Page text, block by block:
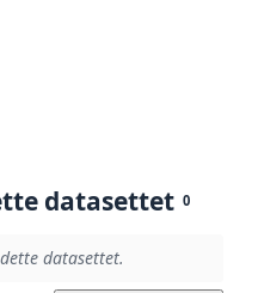
datasettet 0
datasettet.